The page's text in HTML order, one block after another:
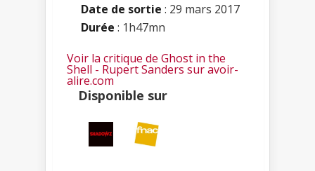
Date de sortie : 29 mars 2017
Durée : 1h47mn
Voir la critique de Ghost in the
Shell - Rupert Sanders sur avoir-
alire.com
Disponible sur